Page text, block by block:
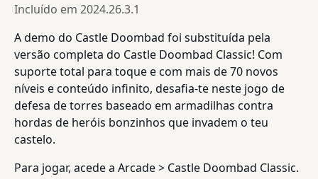
Incluído em 2024.26.3.1
A demo do Castle Doombad foi substituída pela
versão completa do Castle Doombad Classic! Com
suporte total para toque e com mais de 70 novos
níveis e conteúdo infinito, desafia-te neste jogo de
defesa de torres baseado em armadilhas contra
hordas de heróis bonzinhos que invadem o teu
castelo.
Para jogar, acede a Arcade > Castle Doombad Classic.